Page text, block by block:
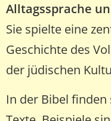
Alltagssprache
Sie spielte eine
Geschichte des
der jüdischen
In der Bibel